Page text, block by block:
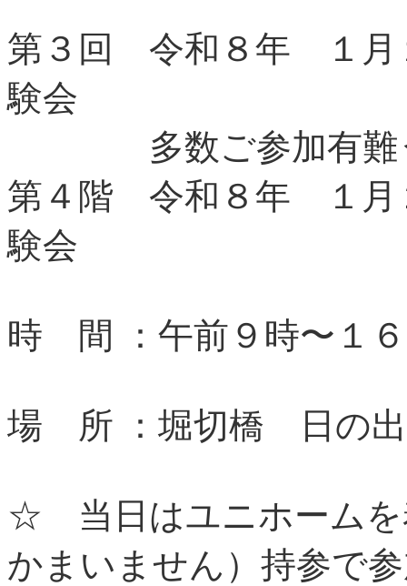
第３回 令和８年 １月
験会
多数ご参加有難う
第４階 令和８年 １月
験会
時 間 ：午前９時〜１
場 所 ：堀切橋 日の出
☆ 当日はユニホームを
かまいません）持参で